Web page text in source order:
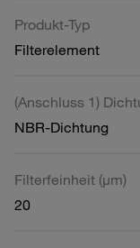
Produkt-Typ
Filterelement
(Anschluss 1)
NBR-Dichtung
Filterfeinheit (µm)
20